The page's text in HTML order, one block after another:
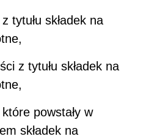
tytułu składek na
z tytułu składek na
powstały w
składek na